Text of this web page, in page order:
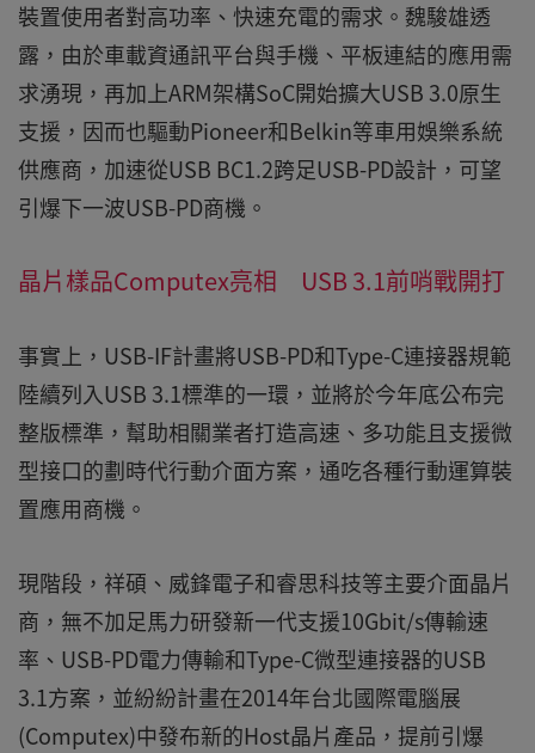
裝置使用者對高功率、快速充電的需求。魏駿雄透
露，由於車載資通訊平台與手機、平板連結的應用需
求湧現，再加上ARM架構SoC開始擴大USB 3.0原生
支援，因而也驅動Pioneer和Belkin等車用娛樂系統
供應商，加速從USB BC1.2跨足USB-PD設計，可望
引爆下一波USB-PD商機。
晶片樣品Computex亮相 USB 3.1前哨戰開打
事實上，USB-IF計畫將USB-PD和Type-C連接器規範
陸續列入USB 3.1標準的一環，並將於今年底公布完
整版標準，幫助相關業者打造高速、多功能且支援微
型接口的劃時代行動介面方案，通吃各種行動運算裝
置應用商機。
現階段，祥碩、威鋒電子和睿思科技等主要介面晶片
商，無不加足馬力研發新一代支援10Gbit/s傳輸速
率、USB-PD電力傳輸和Type-C微型連接器的USB
3.1方案，並紛紛計畫在2014年台北國際電腦展
(Computex)中發布新的Host晶片產品，提前引爆